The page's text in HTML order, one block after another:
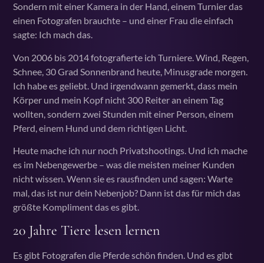
Sondern mit einer Kamera in der Hand, einem Turnier das
einen Fotografen brauchte – und einer Frau die einfach
sagte: Ich mach das.
Von 2006 bis 2014 fotografierte ich Turniere. Wind, Regen,
Schnee, 30 Grad Sonnenbrand heute, Minusgrade morgen.
Ich habe es geliebt. Und irgendwann gemerkt, dass mein
Körper und mein Kopf nicht 300 Reiter an einem Tag
wollten, sondern zwei Stunden mit einer Person, einem
Pferd, einem Hund und dem richtigen Licht.
Heute mache ich nur noch Privatshootings. Und ich mache
es im Nebengewerbe – was die meisten meiner Kunden
nicht wissen. Wenn sie es rausfinden und sagen: Warte
mal, das ist nur dein Nebenjob? Dann ist das für mich das
größte Kompliment das es gibt.
20 Jahre Tiere lesen lernen
Es gibt Fotografen die Pferde schön finden. Und es gibt